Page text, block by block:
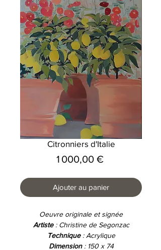
Citronniers d'Italie
1 000,00 €Prix
Ajouter au panier
Oeuvre originale et signée
Artiste : Christine de Segonzac
Technique: Acrylique
Dimension: 150 x 74